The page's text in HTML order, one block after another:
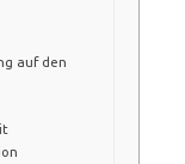
auf den